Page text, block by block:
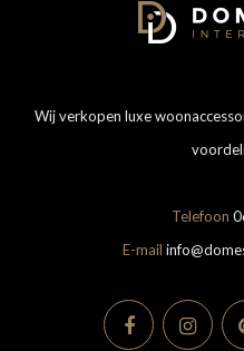
Wij verkopen luxe
Telefoon
E-mail